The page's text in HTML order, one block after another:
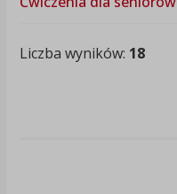
Liczba wyników: 18